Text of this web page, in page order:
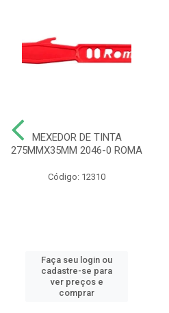
MEXEDOR DE TINTA
275MMX35MM 2046-0 ROMA
Código: 12310
Faça seu login ou
cadastre-se para
ver preços e
comprar